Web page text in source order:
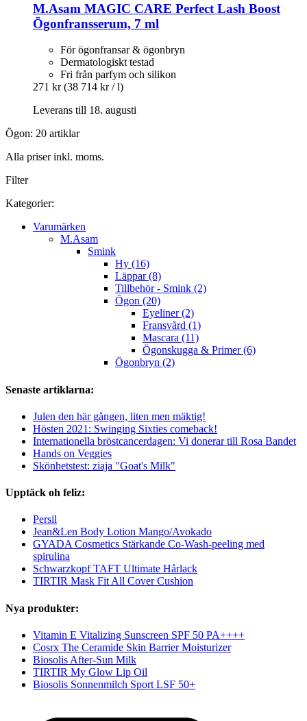
M.Asam MAGIC CARE Perfect Lash Boost
Ögonfransserum, 7 ml
För ögonfransar & ögonbryn
Dermatologiskt testad
Fri från parfym och silikon
271 kr (38 714 kr / l)
Leverans till 18. augusti
Ögon: 20 artiklar
Alla priser inkl. moms.
Filter
Kategorier:
Varumärken
M.Asam
Smink
Hy (16)
Läppar (8)
Tillbehör - Smink (2)
Ögon (20)
Eyeliner (2)
Fransvård (1)
Mascara (11)
Ögonskugga & Primer (6)
Ögonbryn (2)
Senaste artiklarna:
Julen den här gången, liten men mäktig!
Hösten 2021: Swinging Sixties comeback!
Internationella bröstcancerdagen: Vi donerar till Rosa Bandet
Hands on Veggies
Skönhetstest: ziaja "Goat's Milk"
Upptäck oh feliz:
Persil
Jean&Len Body Lotion Mango/Avokado
GYADA Cosmetics Stärkande Co-Wash-peeling med
spirulina
Schwarzkopf TAFT Ultimate Hårlack
TIRTIR Mask Fit All Cover Cushion
Nya produkter:
Vitamin E Vitalizing Sunscreen SPF 50 PA++++
Cosrx The Ceramide Skin Barrier Moisturizer
Biosolis After-Sun Milk
TIRTIR My Glow Lip Oil
Biosolis Sonnenmilch Sport LSF 50+